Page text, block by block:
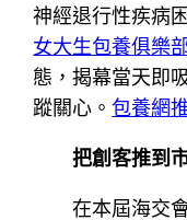
神經退行性疾病
女大生包養俱樂
態，揭幕當天即
蹤關心。包養網
把創客推到
在本屆海交